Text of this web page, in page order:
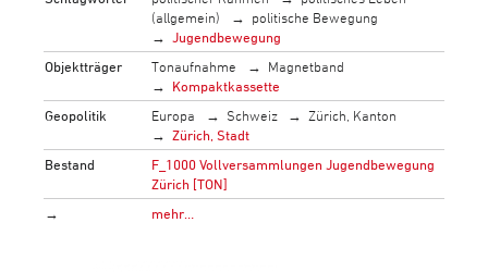
(allgemein)
politische Bewegung
Jugendbewegung
Objektträger
Tonaufnahme
Magnetband
Kompaktkassette
Geopolitik
Europa Schweiz
Zürich, Kanton
Zürich, Stadt
Bestand
F_1000 Vollversammlungen Jugendbewegung
Zürich [TON]
→
mehr…